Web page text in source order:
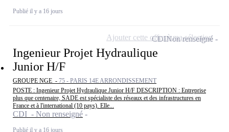
Publié il y a 16 jours
Ingenieur Projet Hydraulique
Junior H/F
GROUPE NGE - 75 - PARIS 14E ARRONDISSEMENT
POSTE : Ingenieur Projet Hydraulique Junior H/F DESCRIPTION : Entreprise
plus que centenaire, SADE est spécialiste des réseaux et des infrastructures en
France et à l'international (10 pays). Elle...
CDI - Non renseigné
Publié il y a 16 jours
CDINon renseigné
Ajouter cette offre à ma sélection